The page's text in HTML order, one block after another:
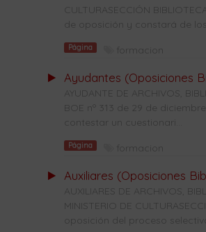
CULTURASECCIÓN
de oposición y constará de los
Página formacion
Ayudantes (Oposiciones
AYUDANTE DE ARCHIVOS,
BOE nº 313 de 29 de
contestar un cuestionari...
Página formacion
Auxiliares (Oposiciones
AUXILIARES DE ARCHIVOS,
MINISTERIO DE
oposición del proceso